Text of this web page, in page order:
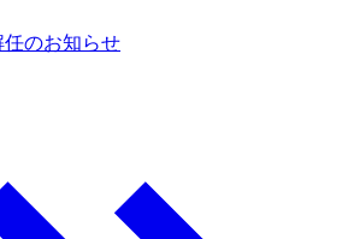
任のお知らせ